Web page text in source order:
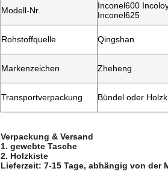
Modell-Nr.
Inconel600
Inconel625
Rohstoffquelle Qingshan
Markenzeichen Zheheng
Transportverpackung Bündel oder
Verpackung & Versand
1. gewebte Tasche
2. Holzkiste
Lieferzeit: 7-15 Tage, abhängig von der